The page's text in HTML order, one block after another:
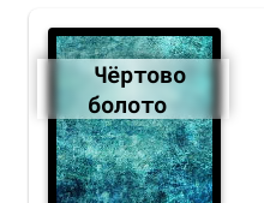
Чёртово
болото